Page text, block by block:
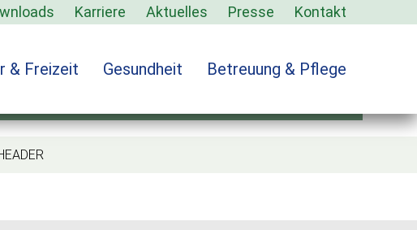
Karriere Aktuelles Presse Kontakt
& Freizeit Gesundheit Betreuung & Pflege
header